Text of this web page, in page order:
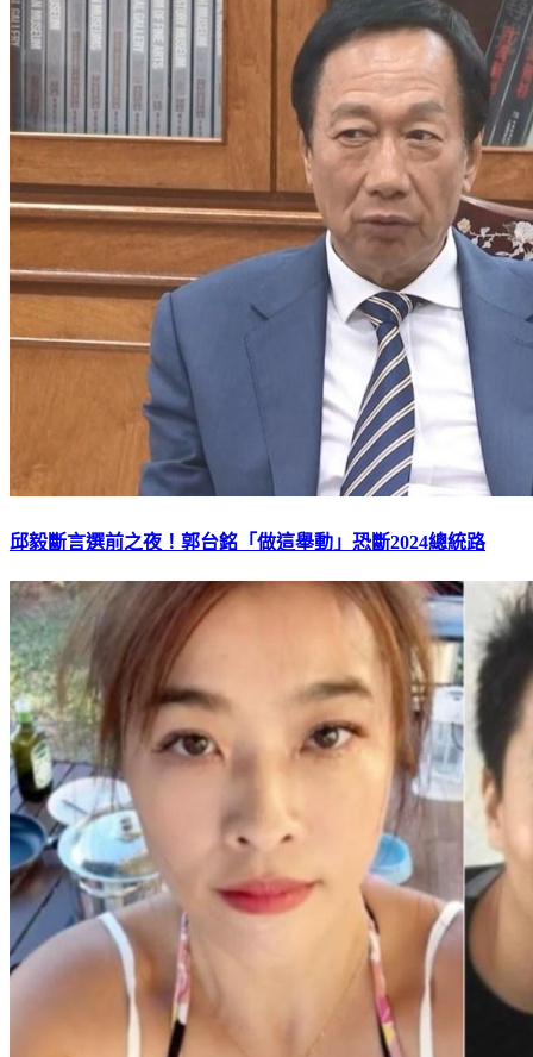
邱毅斷言選前之夜！郭台銘「做這舉動」恐斷2024總統路